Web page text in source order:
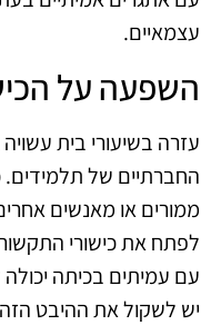
עצמאיים.
השפעה על
עזרה בשיעורי בית
החברתיים של
ממורים או מאנשים
לפתח את כישורי
עם עמיתים בכיתה
יש לשקול את ההיבט